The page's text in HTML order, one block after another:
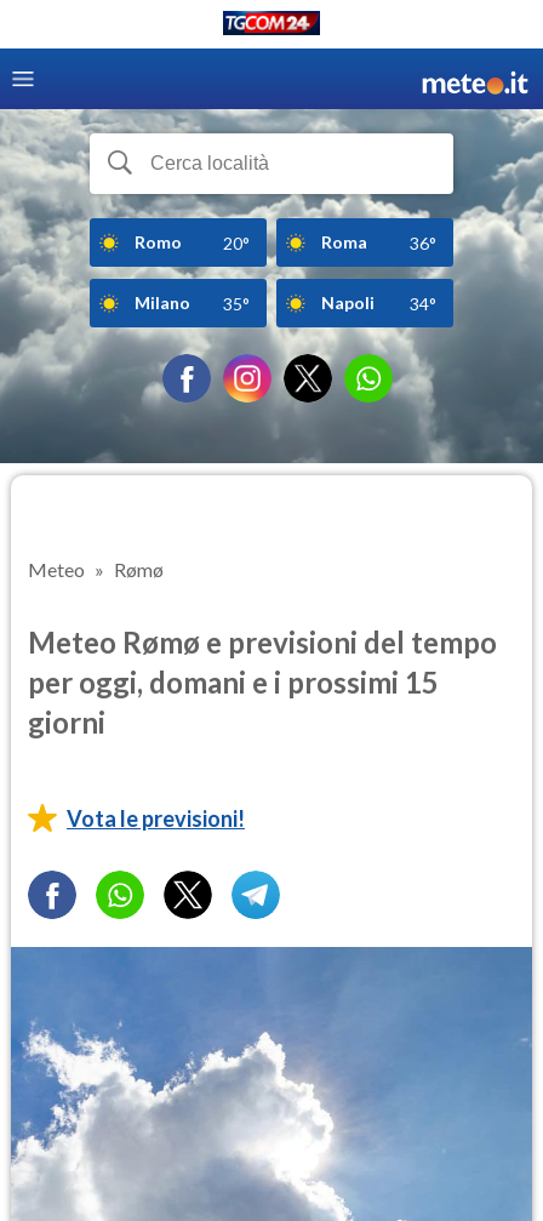
Romo 20° Roma 36°
Milano 35° Napoli 34°
Meteo Rømø
Meteo Rømø e previsioni del tempo
per oggi, domani e i prossimi 15
giorni
Vota le previsioni!